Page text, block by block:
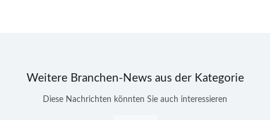
Weitere Branchen-News aus der Kategorie
Diese Nachrichten könnten Sie auch interessieren